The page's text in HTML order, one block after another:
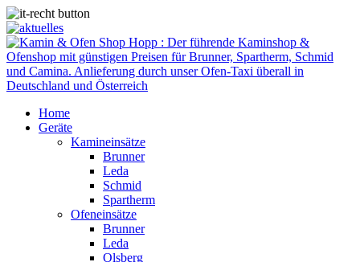
Home
Geräte
Kamineinsätze
Brunner
Leda
Schmid
Spartherm
Ofeneinsätze
Brunner
Leda
Olsberg